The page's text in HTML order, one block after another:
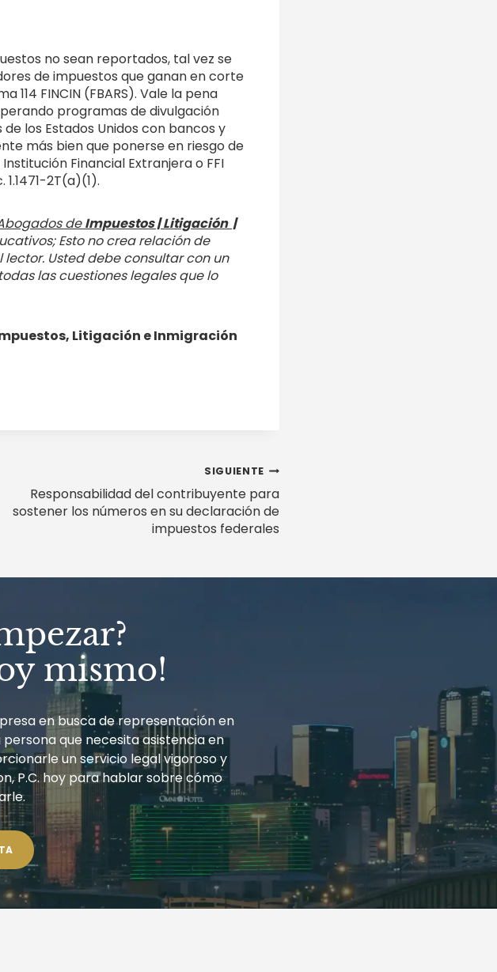
no sean reportados, tal vez se
de impuestos que ganan en corte
FINCIN (FBARS). Vale la pena
programas de divulgación
los Estados Unidos con bancos y
más bien que ponerse en riesgo de
Financial Extranjera o FFI
2T(a)(1).
de Impuestos | Litigación |
Esto no crea relación de
Usted debe consultar con un
las cuestiones legales que lo
Litigación e Inmigración
SIGUIENTE
Responsabilidad del contribuyente para
sostener los números en su declaración de
impuestos federales
mismo!
en busca de representación en
que necesita asistencia en
un servicio legal vigoroso y
P.C. hoy para hablar sobre cómo